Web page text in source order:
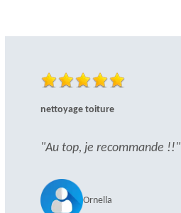
nettoyage toiture
"Au top, je recommande !!"
Ornella